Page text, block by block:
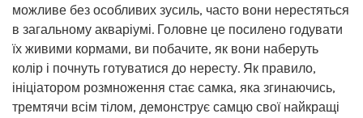
можливе без особливих зусиль, часто вони нерестяться
в загальному акваріумі. Головне це посилено годувати
їх живими кормами, ви побачите, як вони наберуть
колір і почнуть готуватися до нересту. Як правило,
ініціатором розмноження стає самка, яка згинаючись,
тремтячи всім тілом, демонструє самцю свої найкращі